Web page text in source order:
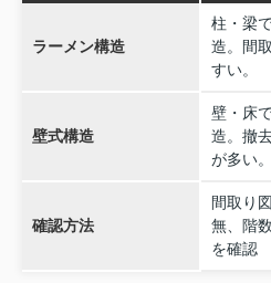
ラーメン構造
柱・梁
造。間
すい。
壁式構造
壁・床
造。撤
が多い。
確認方法
間取り
無、階
を確認